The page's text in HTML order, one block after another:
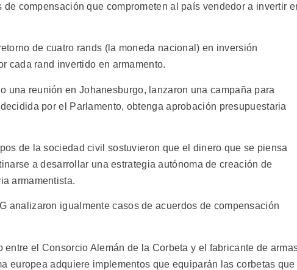
compensación que comprometen al país vendedor a invertir
de cuatro rands (la moneda nacional) en inversión
cada rand invertido en armamento.
una reunión en Johanesburgo, lanzaron una campaña para
por el Parlamento, obtenga aprobación presupuestaria
de la sociedad civil sostuvieron que el dinero que se piensa
a desarrollar una estrategia autónoma de creación de
armamentista.
analizaron igualmente casos de acuerdos de compensación
el Consorcio Alemán de la Corbeta y el fabricante de
europea adquiere implementos que equiparán las corbetas que